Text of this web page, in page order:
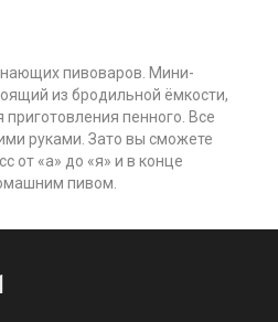
пивоваров. Мини-
из бродильной ёмкости,
пенного. Все
руками. Зато вы сможете
от «а» до «я» и в конце
пивом.